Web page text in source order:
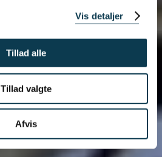
Vis detaljer
Tillad alle
Tillad valgte
Afvis